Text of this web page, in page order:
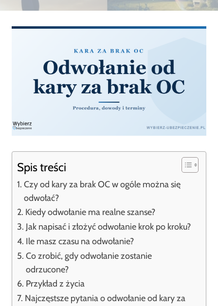
Spis treści
Czy od kary za brak OC w ogóle można się
odwołać?
Kiedy odwołanie ma realne szanse?
Jak napisać i złożyć odwołanie krok po kroku?
Ile masz czasu na odwołanie?
Co zrobić, gdy odwołanie zostanie
odrzucone?
Przykład z życia
Najczęstsze pytania o odwołanie od kary za